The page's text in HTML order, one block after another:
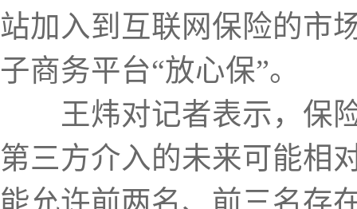
站加入到互联网保险的市
子商务平台“放心保”。
王炜对记者表示，保险
第三方介入的未来可能相
能允许前两名、前三名存